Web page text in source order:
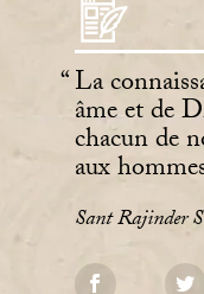
La
âme et de
chacun de
aux
Sant Rajinder